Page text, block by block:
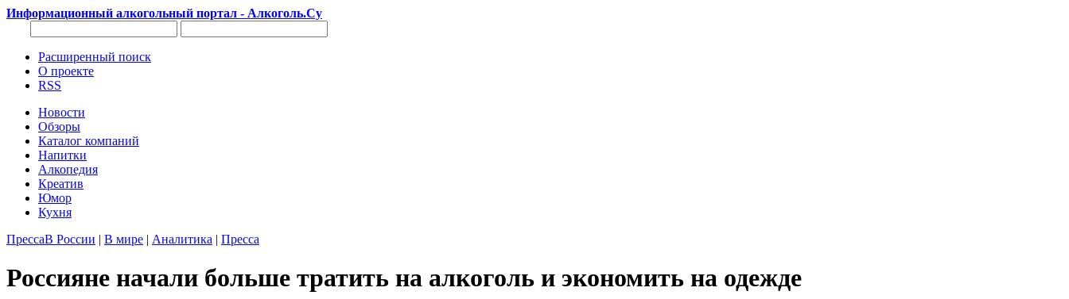
Информационный алкогольный портал - Алкоголь.Су
Расширенный поиск
О проекте
RSS
Новости
Обзоры
Каталог компаний
Напитки
Алкопедия
Креатив
Юмор
Кухня
ПрессаВ России | В мире | Аналитика | Пресса
Россияне начали больше тратить на алкоголь и экономить на одежде